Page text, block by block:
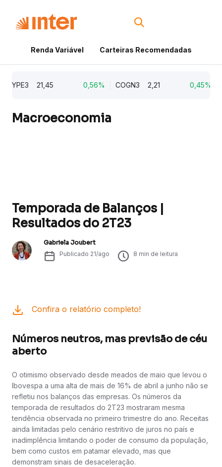
Renda Variável Carteiras Recomendadas
21,45 0,56% COGN3 2,21 0,45%
Macroeconomia
Temporada de Balanços |
Resultados do 2T23
Gabriela Joubert
Publicado 21/ago 8 min de leitura
Confira o relatório completo!
Números neutros, mas previsão de céu
aberto
O otimismo observado desde meados de maio que levou o
Ibovespa a uma alta de mais de 16% de abril a junho não se
refletiu nos balanços das empresas. Os números da
temporada de resultados do 2T23 mostraram mesma
tendência observada no primeiro trimestre do ano. Receitas
ainda limitadas pelo cenário restritivo de juros no país e
inadimplência limitando o poder de consumo da população,
bem como custos em patamar elevado, mas que
demonstram sinais de desaceleração.